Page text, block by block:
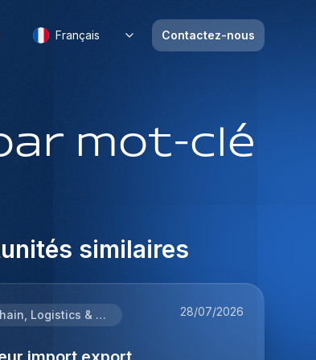
Français Contactez-nous
mot-clé
similaires
Supply Chain, Logistics & Procurement 28/07/2026